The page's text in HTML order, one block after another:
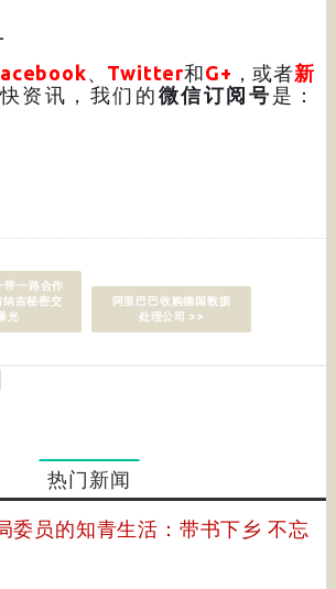
、 Twitter和G+ ，或者新
资讯，我们的微信订阅号 是：
带一路合作
纳吉秘密交
光
阿里巴巴收购德国数据
处理公司 >>
热门新闻
委员的知青生活：带书下乡 不忘